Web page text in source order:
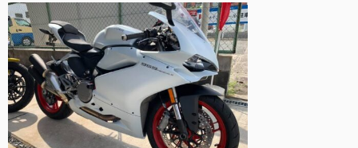
お支払いシミュレーション
コンフィギュレーター
お問い合わせ